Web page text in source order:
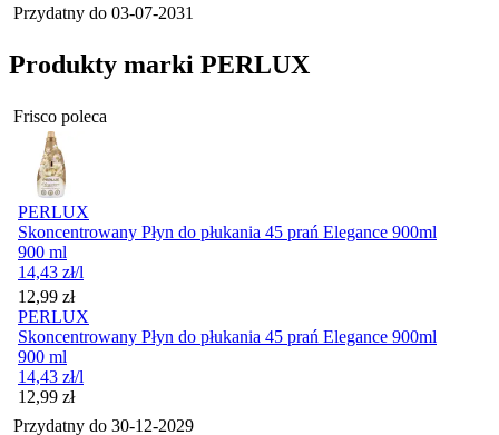
Przydatny do 03-07-2031
Produkty marki PERLUX
Frisco poleca
PERLUX
Skoncentrowany Płyn do płukania 45 prań Elegance 900ml
900 ml
14,43 zł/l
Cena
12,99 zł
PERLUX
Skoncentrowany Płyn do płukania 45 prań Elegance 900ml
900 ml
14,43 zł/l
Cena
12,99 zł
Przydatny do 30-12-2029